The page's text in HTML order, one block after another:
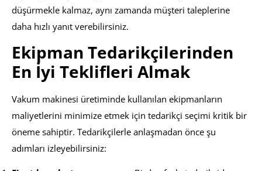
düşürmekle kalmaz, aynı zamanda müşteri taleplerine
daha hızlı yanıt verebilirsiniz.
Ekipman Tedarikçilerinden
En İyi Teklifleri Almak
Vakum makinesi üretiminde kullanılan ekipmanların
maliyetlerini minimize etmek için tedarikçi seçimi kritik bir
öneme sahiptir. Tedarikçilerle anlaşmadan önce şu
adımları izleyebilirsiniz: